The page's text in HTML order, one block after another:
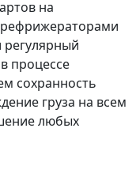
на
рефрижераторами
процессе
сохранность
груза на всем
любых